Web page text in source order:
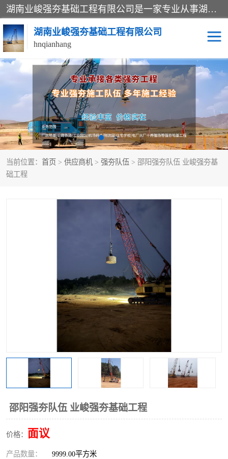
湖南业峻强夯基础工程有限公司是一家专业从事湖南强夯基础工程、强夯机租赁，地基处理的施工单位。业务覆盖：湖南、广东，江西等地。可承接1000KN.m-25000KN.m强夯（置换）工程。公司创始人是国内较早期从事强夯施工的建设者，经过多年的一步一个脚印的发展，在行业内具有较高的度和良好的口碑。
湖南业峻强夯基础工程有限公司
hnqianhang
当前位置： 首页 > 供应商机 > 强夯队伍 > 邵阳强夯队伍 业峻强夯基
础工程
邵阳强夯队伍 业峻强夯基础工程
价格： 面议
产品数量： 9999.00平方米
强夯施工案例 强夯机租赁
强夯施工工程 强夯施工队伍
强夯队伍